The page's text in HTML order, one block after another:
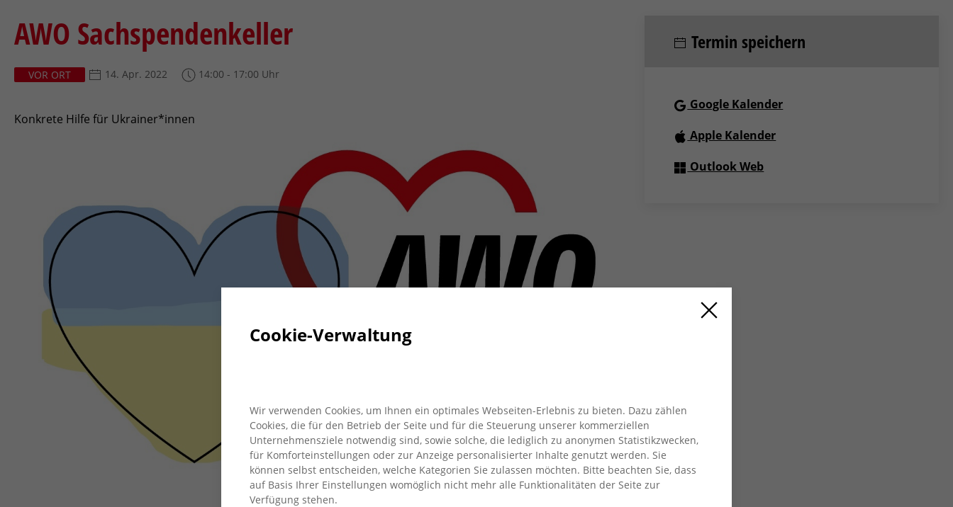
AWO Sachspendenkeller
VOR ORT 14. Apr. 2022 14:00 - 17:00 Uhr
Konkrete Hilfe für Ukrainer*innen
Termin speichern
Google Kalender
Apple Kalender
Outlook Web
Cookie-Verwaltung
Wir verwenden Cookies, um Ihnen ein optimales Webseiten-Erlebnis zu bieten. Dazu zählen
Cookies, die für den Betrieb der Seite und für die Steuerung unserer kommerziellen
Unternehmensziele notwendig sind, sowie solche, die lediglich zu anonymen Statistikzwecken,
für Komforteinstellungen oder zur Anzeige personalisierter Inhalte genutzt werden. Sie
können selbst entscheiden, welche Kategorien Sie zulassen möchten. Bitte beachten Sie, dass
auf Basis Ihrer Einstellungen womöglich nicht mehr alle Funktionalitäten der Seite zur
Verfügung stehen.